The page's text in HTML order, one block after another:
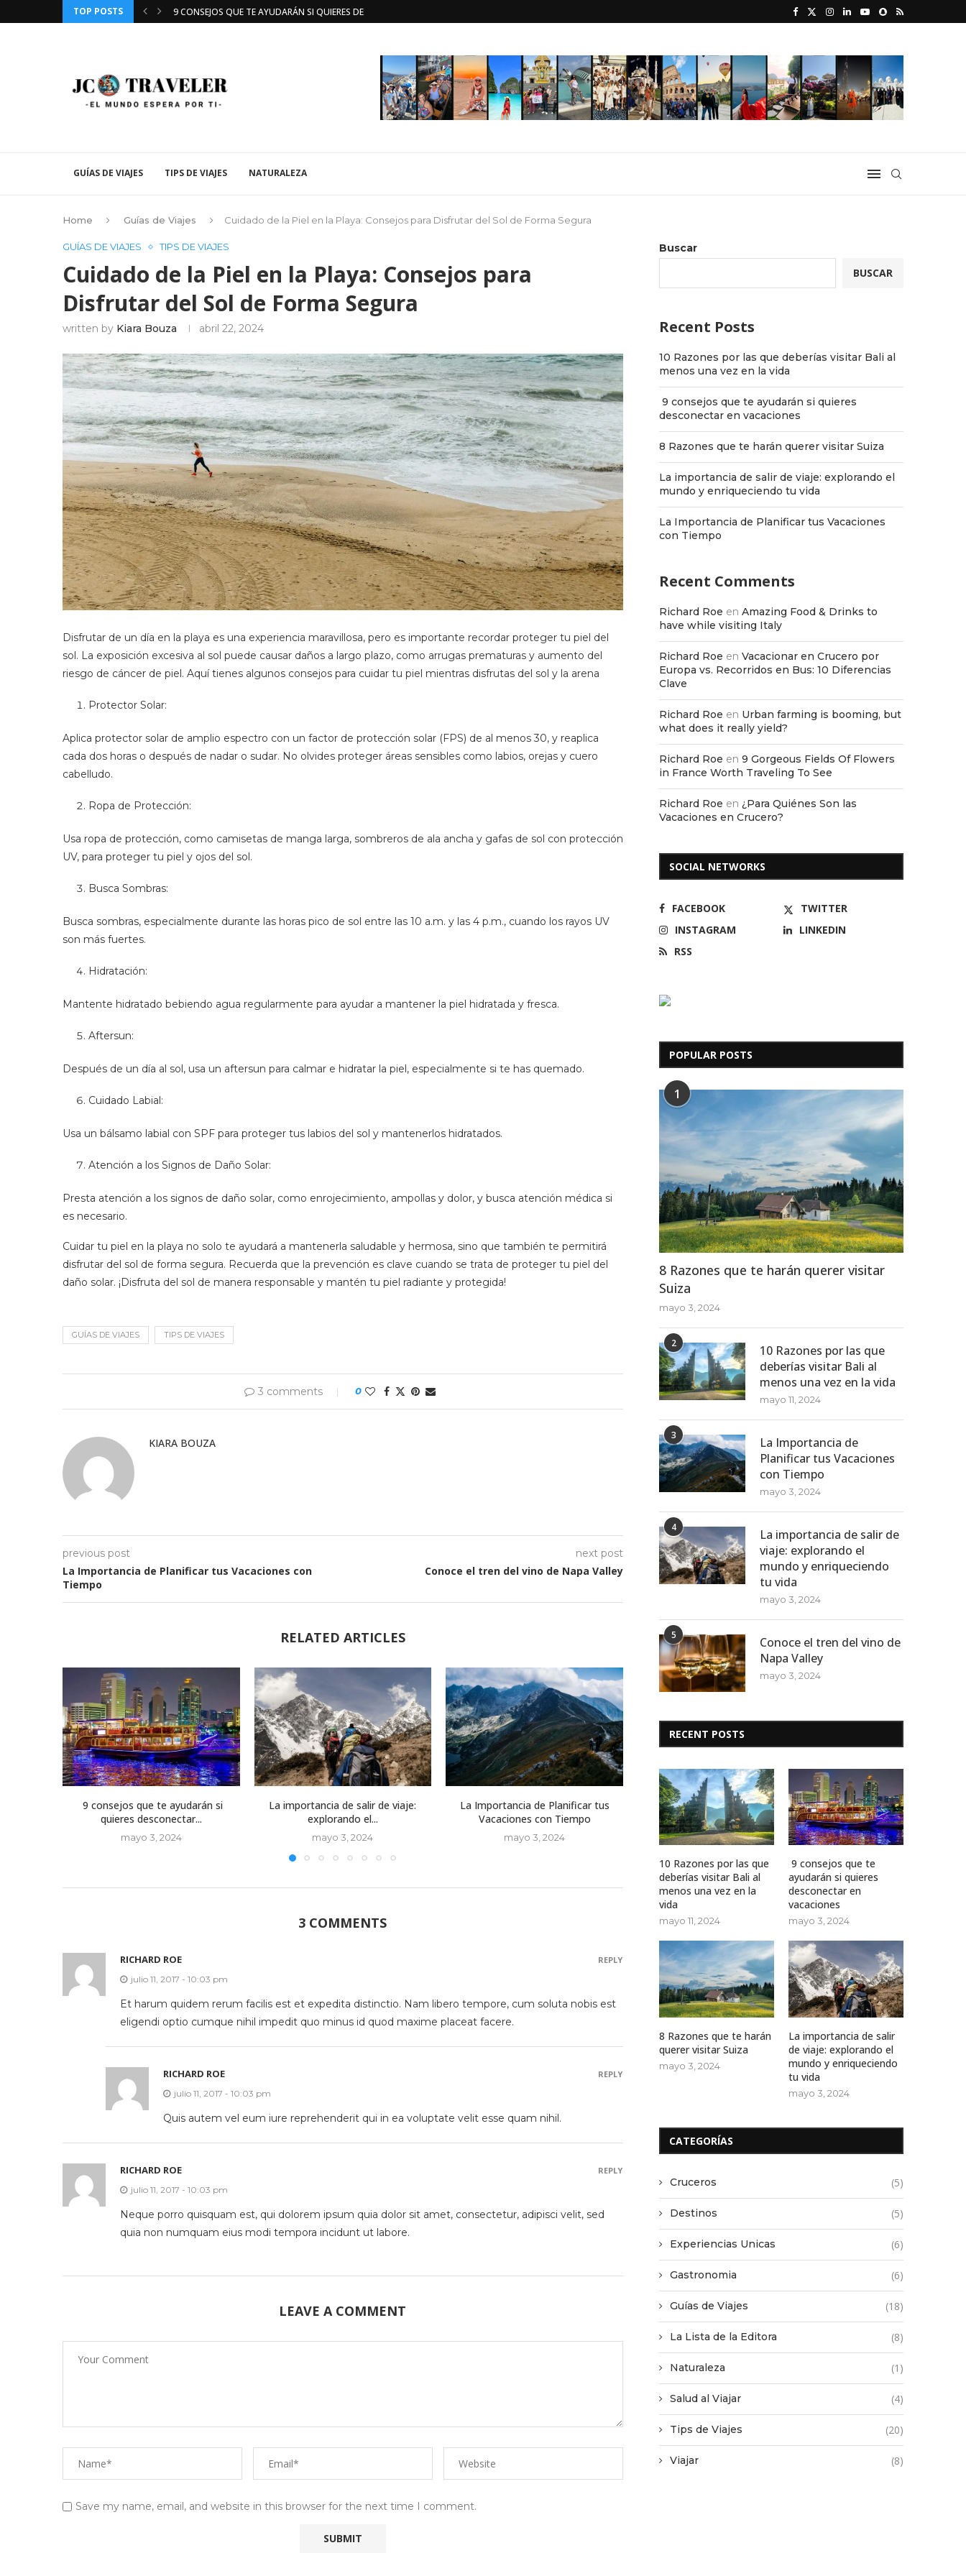
TOP POSTS
8 RAZONES QUE TE HARÁN QUERER VISITAR SUIZA
GUÍAS DE VIAJES TIPS DE VIAJES NATURALEZA
Home Guías de Viajes Cuidado de la Piel en la Playa: Consejos para Disfrutar del Sol de Forma Segura
GUÍAS DE VIAJES TIPS DE VIAJES
Cuidado de la Piel en la Playa: Consejos para
Disfrutar del Sol de Forma Segura
written by Kiara Bouza abril 22, 2024
Disfrutar de un día en la playa es una experiencia maravillosa, pero es importante recordar proteger tu piel del
sol. La exposición excesiva al sol puede causar daños a largo plazo, como arrugas prematuras y aumento del
riesgo de cáncer de piel. Aquí tienes algunos consejos para cuidar tu piel mientras disfrutas del sol y la arena
Protector Solar:
Aplica protector solar de amplio espectro con un factor de protección solar (FPS) de al menos 30, y reaplica
cada dos horas o después de nadar o sudar. No olvides proteger áreas sensibles como labios, orejas y cuero
cabelludo.
Ropa de Protección:
Usa ropa de protección, como camisetas de manga larga, sombreros de ala ancha y gafas de sol con protección
UV, para proteger tu piel y ojos del sol.
Busca Sombras:
Busca sombras, especialmente durante las horas pico de sol entre las 10 a.m. y las 4 p.m., cuando los rayos UV
son más fuertes.
Hidratación:
Mantente hidratado bebiendo agua regularmente para ayudar a mantener la piel hidratada y fresca.
Aftersun:
Después de un día al sol, usa un aftersun para calmar e hidratar la piel, especialmente si te has quemado.
Cuidado Labial:
Usa un bálsamo labial con SPF para proteger tus labios del sol y mantenerlos hidratados.
Atención a los Signos de Daño Solar:
Presta atención a los signos de daño solar, como enrojecimiento, ampollas y dolor, y busca atención médica si
es necesario.
Cuidar tu piel en la playa no solo te ayudará a mantenerla saludable y hermosa, sino que también te permitirá
disfrutar del sol de forma segura. Recuerda que la prevención es clave cuando se trata de proteger tu piel del
daño solar. ¡Disfruta del sol de manera responsable y mantén tu piel radiante y protegida!
GUÍAS DE VIAJES TIPS DE VIAJES
3 comments 0
KIARA BOUZA
previous post
La Importancia de Planificar tus Vacaciones con
Tiempo
next post
Conoce el tren del vino de Napa Valley
RELATED ARTICLES
9 consejos que te ayudarán si
quieres desconectar...
mayo 3, 2024
La importancia de salir de viaje:
explorando el...
mayo 3, 2024
La Importancia de Planificar tus
Vacaciones con Tiempo
mayo 3, 2024
¿Por qué falta tiempo para planificar
tus vacaciones?...
mayo 3, 2024
La Importancia de
Vacaciones con
abril 8, 2024
3 COMMENTS
RICHARD ROE
julio 11, 2017 - 10:03 pm
Et harum quidem rerum facilis est et expedita distinctio. Nam libero tempore, cum soluta nobis est
eligendi optio cumque nihil impedit quo minus id quod maxime placeat facere.
REPLY
RICHARD ROE
julio 11, 2017 - 10:03 pm
Quis autem vel eum iure reprehenderit qui in ea voluptate velit esse quam nihil.
REPLY
RICHARD ROE
julio 11, 2017 - 10:03 pm
Neque porro quisquam est, qui dolorem ipsum quia dolor sit amet, consectetur, adipisci velit, sed
quia non numquam eius modi tempora incidunt ut labore.
REPLY
LEAVE A COMMENT
Save my name, email, and website in this browser for the next time I comment.
Buscar
BUSCAR
Recent Posts
10 Razones por las que deberías visitar Bali al
menos una vez en la vida
9 consejos que te ayudarán si quieres
desconectar en vacaciones
8 Razones que te harán querer visitar Suiza
La importancia de salir de viaje: explorando el
mundo y enriqueciendo tu vida
La Importancia de Planificar tus Vacaciones
con Tiempo
Recent Comments
Richard Roe en Amazing Food & Drinks to
have while visiting Italy
Richard Roe en Vacacionar en Crucero por
Europa vs. Recorridos en Bus: 10 Diferencias
Clave
Richard Roe en Urban farming is booming, but
what does it really yield?
Richard Roe en 9 Gorgeous Fields Of Flowers
in France Worth Traveling To See
Richard Roe en ¿Para Quiénes Son las
Vacaciones en Crucero?
SOCIAL NETWORKS
FACEBOOK
TWITTER
INSTAGRAM
LINKEDIN
RSS
POPULAR POSTS
1
8 Razones que te harán querer visitar
Suiza
mayo 3, 2024
2
10 Razones por las que
deberías visitar Bali al
menos una vez en la vida
mayo 11, 2024
3
La Importancia de
Planificar tus Vacaciones
con Tiempo
mayo 3, 2024
4
La importancia de salir de
viaje: explorando el
mundo y enriqueciendo
tu vida
mayo 3, 2024
5
Conoce el tren del vino de
Napa Valley
mayo 3, 2024
RECENT POSTS
10 Razones por las que
deberías visitar Bali al
menos una vez en la
vida
mayo 11, 2024
9 consejos que te
ayudarán si quieres
desconectar en
vacaciones
mayo 3, 2024
8 Razones que te harán
querer visitar Suiza
mayo 3, 2024
La importancia de salir
de viaje: explorando el
mundo y enriqueciendo
tu vida
mayo 3, 2024
CATEGORÍAS
Cruceros (5)
Destinos (5)
Experiencias Unicas (6)
Gastronomia (6)
Guías de Viajes (18)
La Lista de la Editora (8)
Naturaleza (1)
Salud al Viajar (4)
Tips de Viajes (20)
Viajar (8)